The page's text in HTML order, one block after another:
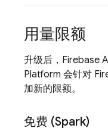
用量限额
升级后， Firebase
Platform 会针对
加新的限额。
免费 (Spark)